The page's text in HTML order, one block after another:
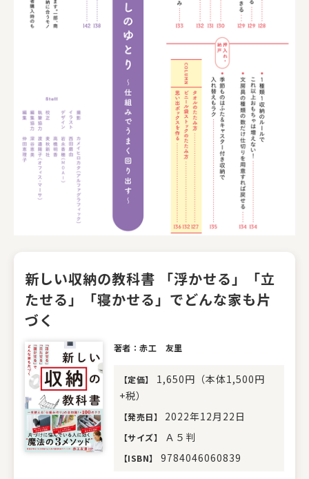
新しい収納の教科書 「浮かせる」「立
たせる」「寝かせる」でどんな家も片
づく
著者：赤工 友里
【定価】
1,650円（本体1,500円
+税）
【発売日】 2022年12月22日
【サイズ】 Ａ５判
【ISBN】 9784046060839